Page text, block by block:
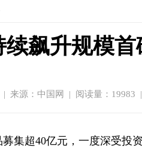
飙升规模
| 来源：中国网 | 阅读量：
集超40亿元，一度深受投